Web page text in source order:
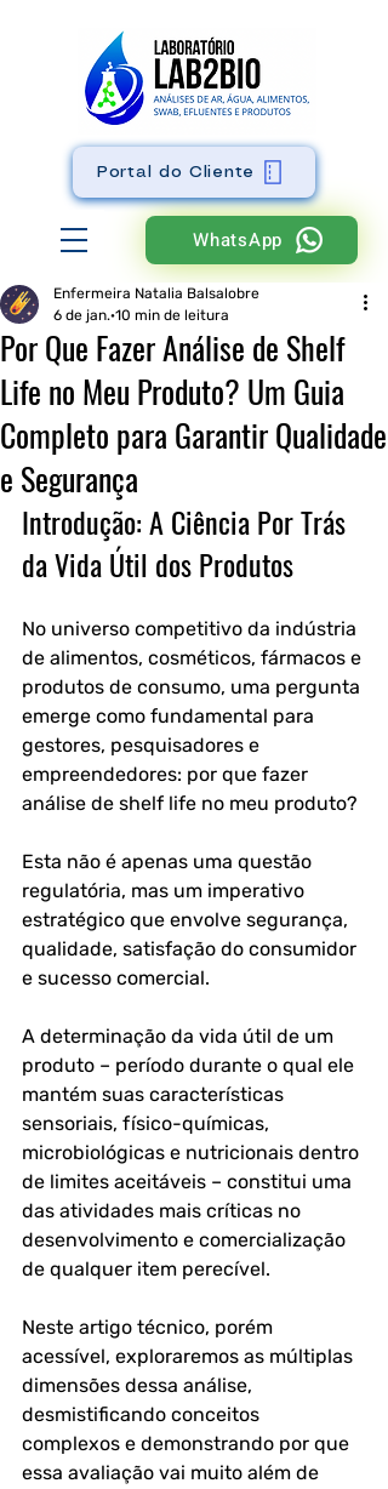
WhatsApp
Portal do Cliente
Por Que Fazer Análise de Shelf
Life no Meu Produto? Um Guia
Completo para Garantir Qualidade
e Segurança
Enfermeira Natalia Balsalobre
6 de jan. 10 min de leitura
Introdução: A Ciência Por Trás
da Vida Útil dos Produtos
No universo competitivo da indústria
de alimentos, cosméticos, fármacos e
produtos de consumo, uma pergunta
emerge como fundamental para
gestores, pesquisadores e
empreendedores: por que fazer
análise de shelf life no meu produto?
Esta não é apenas uma questão
regulatória, mas um imperativo
estratégico que envolve segurança,
qualidade, satisfação do consumidor
e sucesso comercial.
A determinação da vida útil de um
produto – período durante o qual ele
mantém suas características
sensoriais, físico-químicas,
microbiológicas e nutricionais dentro
de limites aceitáveis – constitui uma
das atividades mais críticas no
desenvolvimento e comercialização
de qualquer item perecível.
Neste artigo técnico, porém
acessível, exploraremos as múltiplas
dimensões dessa análise,
desmistificando conceitos
complexos e demonstrando por que
essa avaliação vai muito além de